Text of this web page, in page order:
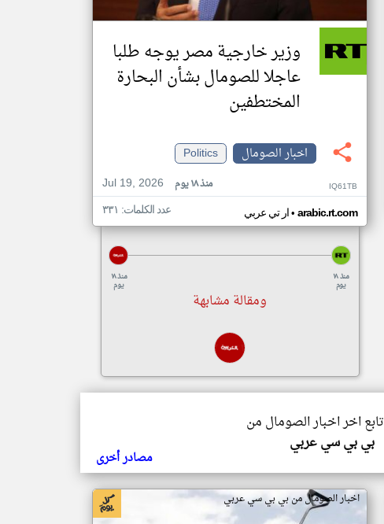
وزير خارجية مصر يوجه طلبا
عاجلا للصومال بشأن البحارة
المختطفين
اخبار الصومال
Politics
Jul 19, 2026
منذ ١٨ يوم IQ61TB
ار تي عربي• arabic.rt.com عدد الكلمات: ٣٣١
منذ ١٨
يوم
منذ ١٨
يوم
ومقالة مشابهة
تابع اخر اخبار الصومال من
بي بي سي عربي
مصادر أخرى
اخبار الصومال من بي بي سي عربي